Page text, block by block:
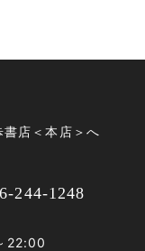
店＜本店＞へ
244-1248
22:00